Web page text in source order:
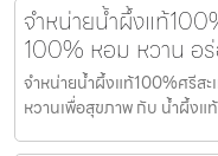
จำหน่ายน้ำผึ้งแท้
100% หอม หวาน อ
จำหน่ายน้ำผึ้งแท้100%ศรีส
หวานเพื่อสุขภาพ กับ น้ำผึ้งแ